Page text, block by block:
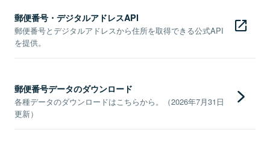
郵便番号・デジタルアドレスAPI
郵便番号とデジタルアドレスから住所を取得できる公式API
を提供。
郵便番号データのダウンロード
各種データのダウンロードはこちらから。（2026年7月31日
更新）